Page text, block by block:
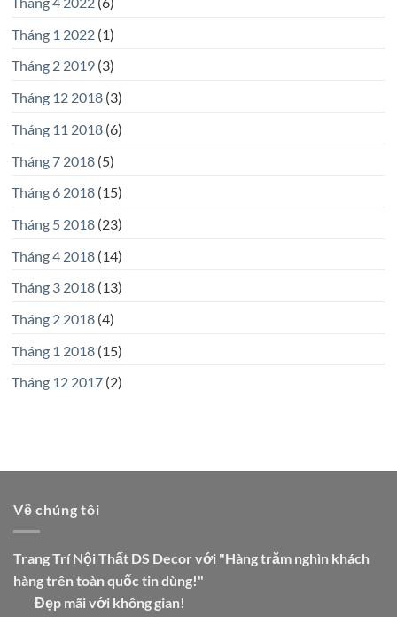
Tháng 1 2022(1)
Tháng 2 2019(3)
Tháng 12 2018(3)
Tháng 11 2018(6)
Tháng 7 2018(5)
Tháng 6 2018(15)
Tháng 5 2018(23)
Tháng 4 2018(14)
Tháng 3 2018(13)
Tháng 2 2018(4)
Tháng 1 2018(15)
Tháng 12 2017(2)
Về chúng tôi
Trang Trí Nội Thất DS Decor với "Hàng trăm nghìn khách
hàng trên toàn quốc tin dùng!"
Đẹp mãi với không gian!